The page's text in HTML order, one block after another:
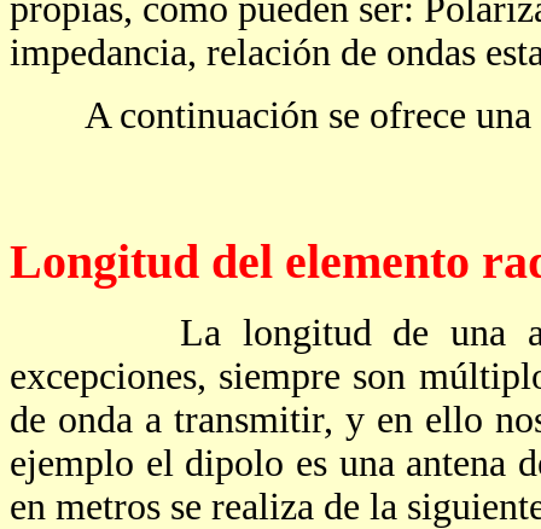
propias, como pueden ser:
impedancia, relación de ondas
A continuación se ofrece una
Longitud del elemento
La longitud de una
excepciones, siempre son
de onda a transmitir, y en ello
ejemplo el dipolo es una antena
en metros se realiza de la